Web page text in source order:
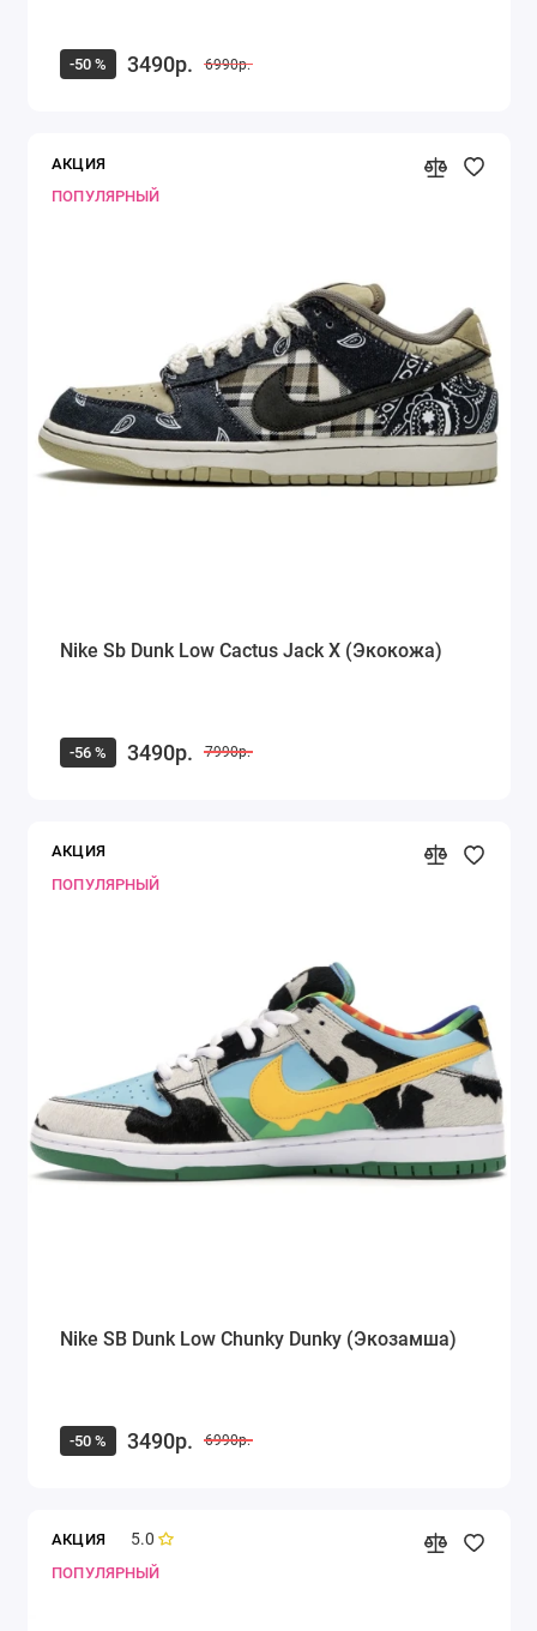
-50 % 3490р. 6990р.
АКЦИЯ
ПОПУЛЯРНЫЙ
Nike Sb Dunk Low Cactus Jack X (Экокожа)
-56 % 3490р. 7990р.
АКЦИЯ
ПОПУЛЯРНЫЙ
Nike SB Dunk Low Chunky Dunky (Экозамша)
-50 % 3490р. 6990р.
АКЦИЯ
ПОПУЛЯРНЫЙ
5.0